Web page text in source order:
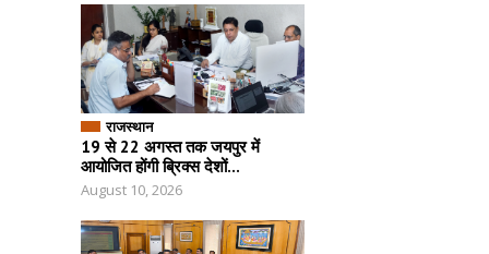
राजस्थान
19 से 22 अगस्त तक जयपुर में
आयोजित होंगी ब्रिक्स देशों...
August 10, 2026